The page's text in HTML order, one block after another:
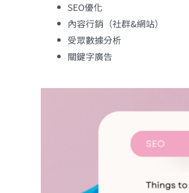
SEO優化
內容行銷（社群&網站）
受眾數據分析
關鍵字廣告